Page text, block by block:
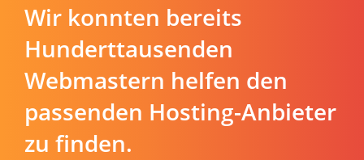
Wir konnten bereits
Hunderttausenden
Webmastern helfen den
passenden Hosting-Anbieter
zu finden.